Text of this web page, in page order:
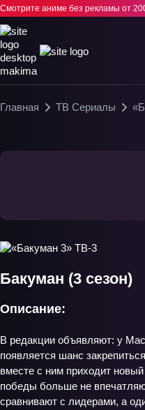
Смотрите аниме без рекламы от
Главная ТВ Сериалы
Бакуман (3 сезон)
Описание:
В редакции объявляют: у
появляется шанс
вместе с ним приходит
победы больше не
сравнивают с лидерами, а